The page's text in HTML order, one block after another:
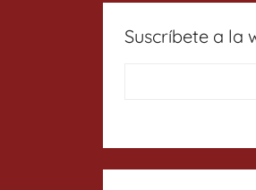
Suscríbete a la